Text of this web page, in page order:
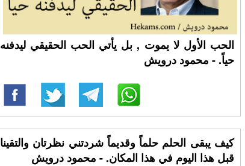
الحب الأول لا يموت , بل يأتي الحب الحقيقي ليدفنه
حياً. - محمود درويش
كيف يبقى الحلم حلماً وقديماً شردتني نظرتان والتقينا
قبل هذا اليوم في هذا المكان. - محمود درويش